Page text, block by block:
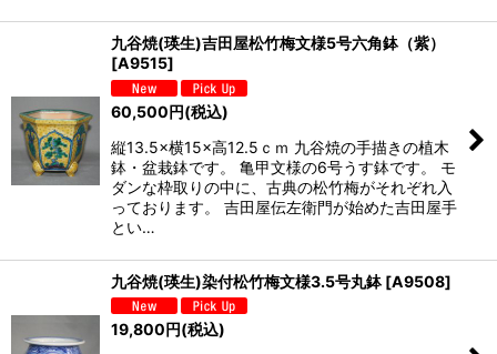
九谷焼(瑛生)吉田屋松竹梅文様5号六角鉢（紫）
[A9515]
60,500円(税込)
縦13.5×横15×高12.5ｃｍ 九谷焼の手描きの植木
鉢・盆栽鉢です。 亀甲文様の6号うす鉢です。 モ
ダンな枠取りの中に、古典の松竹梅がそれぞれ入
っております。 吉田屋伝左衛門が始めた吉田屋手
とい…
九谷焼(瑛生)染付松竹梅文様3.5号丸鉢 [A9508]
19,800円(税込)